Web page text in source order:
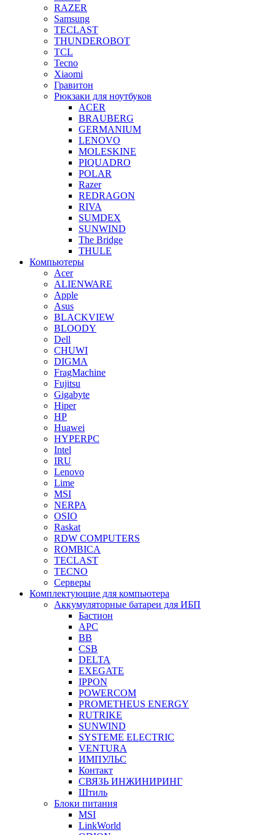
RAZER
Samsung
TECLAST
THUNDEROBOT
TCL
Tecno
Xiaomi
Гравитон
Рюкзаки для ноутбуков
ACER
BRAUBERG
GERMANIUM
LENOVO
MOLESKINE
PIQUADRO
POLAR
Razer
REDRAGON
RIVA
SUMDEX
SUNWIND
The Bridge
THULE
Компьютеры
Acer
ALIENWARE
Apple
Asus
BLACKVIEW
BLOODY
Dell
CHUWI
DIGMA
FragMachine
Fujitsu
Gigabyte
Hiper
HP
Huawei
HYPERPC
Intel
IRU
Lenovo
Lime
MSI
NERPA
OSIO
Raskat
RDW COMPUTERS
ROMBICA
TECLAST
TECNO
Серверы
Комплектующие для компьютера
Аккумуляторные батареи для ИБП
Бастион
APC
BB
CSB
DELTA
EXEGATE
IPPON
POWERCOM
PROMETHEUS ENERGY
RUTRIKE
SUNWIND
SYSTEME ELECTRIC
VENTURA
ИМПУЛЬС
Контакт
СВЯЗЬ ИНЖИНИРИНГ
Штиль
Блоки питания
MSI
LinkWorld